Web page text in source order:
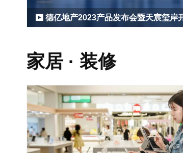
德亿地产2023产品发布会暨天宸玺岸
家居 · 装修